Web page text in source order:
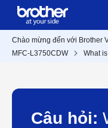
Chào mừng đến với Brother
MFC-L3750CDW
What
Câu hỏi: